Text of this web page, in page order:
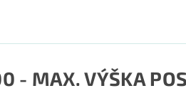
- MAX. VÝŠKA